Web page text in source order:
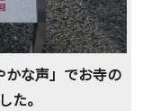
かな声」でお寺の
た。